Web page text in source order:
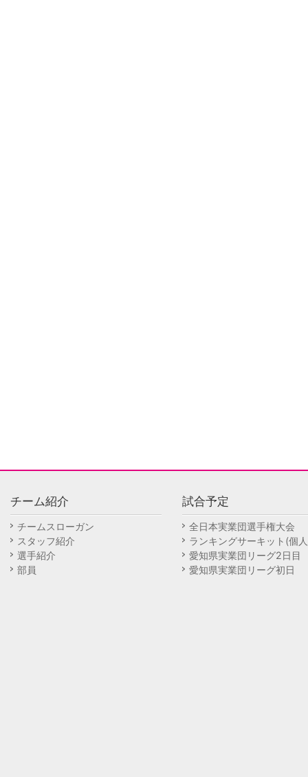
チーム紹介
チームスローガン
スタッフ紹介
選手紹介
部員
試合予定
全日本実業団選手権大会
ランキングサーキット(個
愛知県実業団リーグ2日目
愛知県実業団リーグ初日